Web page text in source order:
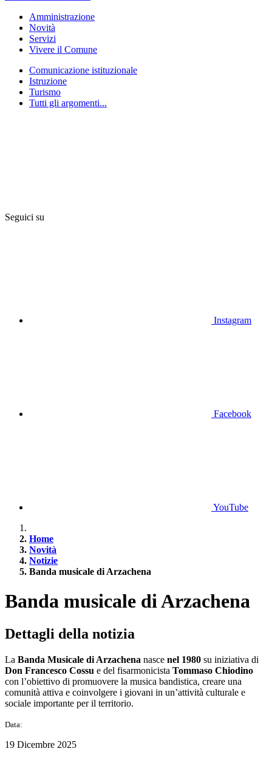
Amministrazione
Novità
Servizi
Vivere il Comune
Comunicazione istituzionale
Istruzione
Turismo
Tutti gli argomenti...
Seguici su
Instagram
Facebook
YouTube
Home
Novità
Notizie
Banda musicale di Arzachena
Banda musicale di Arzachena
Dettagli della notizia
La Banda Musicale di Arzachena nasce nel 1980 su iniziativa di
Don Francesco Cossu e del fisarmonicista Tommaso Chiodino
con l’obiettivo di promuovere la musica bandistica, creare una
comunità attiva e coinvolgere i giovani in un’attività culturale e
sociale importante per il territorio.
Data:
19 Dicembre 2025